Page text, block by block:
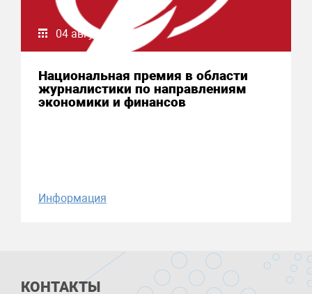
04 августа 2026
Национальная премия в области
журналистики по направлениям
экономики и финансов
Информация
КОНТАКТЫ